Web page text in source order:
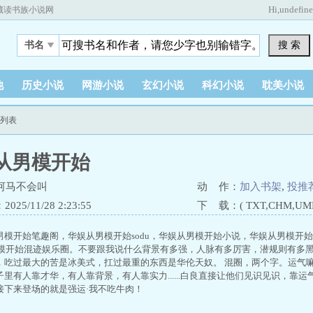
读书族小说网 Hi,
书名 搜 索
历史小说 网游小说 玄幻小说 科幻小说 耽美小说
表
男模开始
不会叫 动 作： 加入书架, 投推
2025/11/28 2:23:55
下 载：(
模开始笔趣阁，华娱从男模开始sodu，华娱从男模开始小说，华娱从男模开
开始混迹娱乐圈。不要跟我说什么背景有多强，人脉有多厉害，潜规则有多
吃过最大的苦是冰美式，扛过最重的东西是华伦天奴。 混圈，两个字。运气
里有人靠才华，有人靠背景，有人靠实力......白良直接让他们见识见识，靠运
来登场的就是强运·我不吃牛肉！